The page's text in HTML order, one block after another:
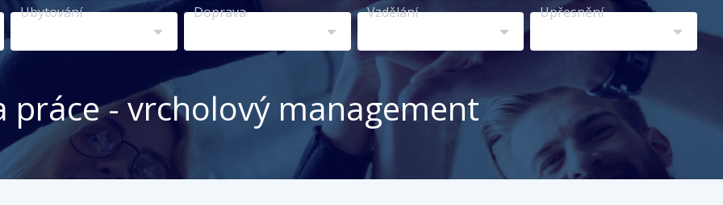
kraj,
...
Ubytování Doprava Vzdělání Upřesnění
práce - vrcholový management